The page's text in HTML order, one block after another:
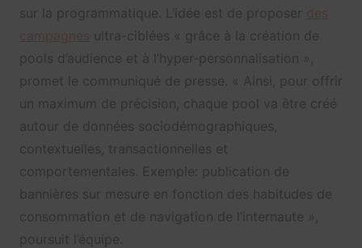
sur la programmatique. L’idée est de proposer
ultra-ciblées « grâce à la création de
pools d’audience et à l’hyper-personnalisation »,
promet le communiqué de presse. « Ainsi, pour offrir
un maximum de précision, chaque pool va être créé
autour de données sociodémographiques,
contextuelles, transactionnelles et
comportementales. Exemple: publication de
bannières sur mesure en fonction des habitudes de
consommation et de navigation de l’internaute »,
poursuit l’équipe.